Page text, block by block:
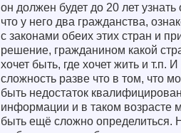
он должен будет до 20 лет узнать
что у него два гражданства,
с законами обеих этих стран и
решение, гражданином какой
хочет быть, где хочет жить и т.п. И
сложность разве что в том, что
быть недостаток
информации и в таком возрасте
быть ещё сложно определиться.